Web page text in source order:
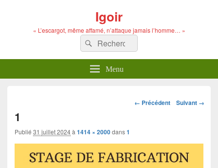
Igoir
« L’escargot, même affamé, n’attaque jamais l’homme… »
Recherche :
Rechercher
Menu
Navigation
← Précédent Suivant →
1
Publié 31 juillet 2024à 1414 × 2000dans1